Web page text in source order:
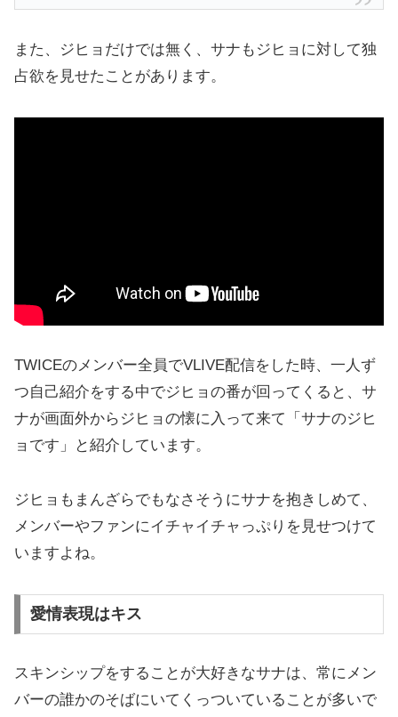
また、ジヒョだけでは無く、サナもジヒョに対して独
占欲を見せたことがあります。
TWICEのメンバー全員でVLIVE配信をした時、一人ず
つ自己紹介をする中でジヒョの番が回ってくると、サ
ナが画面外からジヒョの懐に入って来て「サナのジヒ
ョです」と紹介しています。
ジヒョもまんざらでもなさそうにサナを抱きしめて、
メンバーやファンにイチャイチャっぷりを見せつけて
いますよね。
愛情表現はキス
スキンシップをすることが大好きなサナは、常にメン
バーの誰かのそばにいてくっついていることが多いで